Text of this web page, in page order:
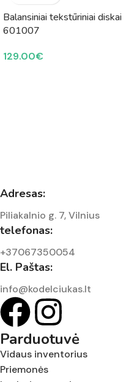
Balansiniai tekstūriniai diskai
601007
129.00€
Adresas:
Piliakalnio g. 7, Vilnius
telefonas:
+37067350054
El. Paštas:
info@kodelciukas.lt
Parduotuvė
Vidaus inventorius
Priemonės